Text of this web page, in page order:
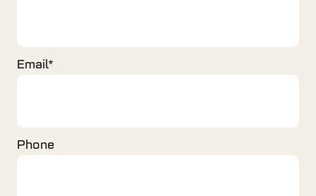
Email*
Phone